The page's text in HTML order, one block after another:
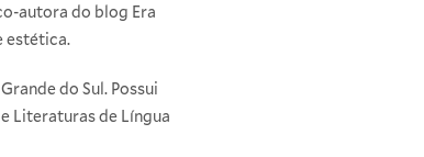
autora do blog Era
estética.
do Sul. Possui
Literaturas de Língua